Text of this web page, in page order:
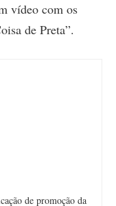
vídeo com os
de Preta”.
de promoção da